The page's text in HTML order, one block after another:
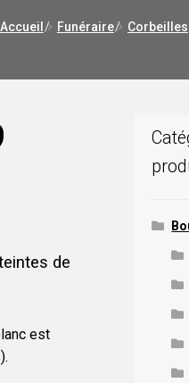
Accueil / Funéraire/ Corbeilles
de
est